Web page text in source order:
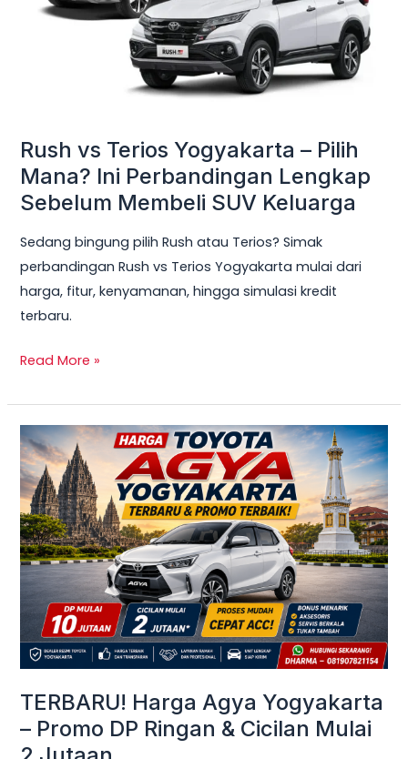
Rush vs Terios Yogyakarta – Pilih
Mana? Ini Perbandingan Lengkap
Sebelum Membeli SUV Keluarga
Sedang bingung pilih Rush atau Terios? Simak
perbandingan Rush vs Terios Yogyakarta mulai dari
harga, fitur, kenyamanan, hingga simulasi kredit
terbaru.
Pilih
Membeli
SUV
Keluarga
Read More »
TERBARU! Harga Agya Yogyakarta
– Promo DP Ringan & Cicilan Mulai
TERBARU!
Harga
Agya
Yogyakarta
–
Promo
DP
Ringan
Cicilan
2
Jutaan